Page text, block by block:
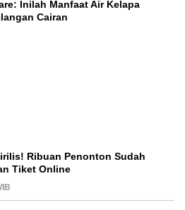
Inilah Manfaat Air Kelapa
Cairan
Ribuan Penonton Sudah
Tiket Online